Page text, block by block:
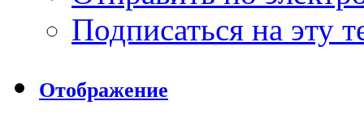
Подписаться на эту
Отображение